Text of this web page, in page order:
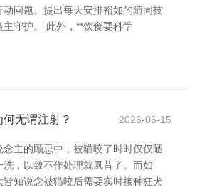
动问题。提出每天安排裕如的随同技
守护。 此外，**饮食要科学
无谓注射？ 2026-06-15
主的顾忌中，被猫咬了时时仅仅陋
，以致不作处理就夙昔了。而如
知说念被猫咬后需要实时接种狂犬